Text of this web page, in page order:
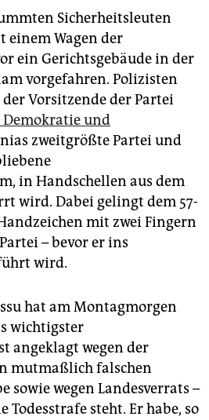
Sicherheitsleuten
einem Wagen der
ein Gerichtsgebäude in der
vorgefahren. Polizisten
Vorsitzende der Partei
Demokratie und
zweitgrößte Partei und
in Handschellen aus dem
wird. Dabei gelingt dem 57-
mit zwei Fingern
– bevor er ins
wird.
hat am Montagmorgen
wichtigster
angeklagt wegen der
mutmaßlich falschen
sowie wegen Landesverrats –
Todesstrafe steht. Er habe, so